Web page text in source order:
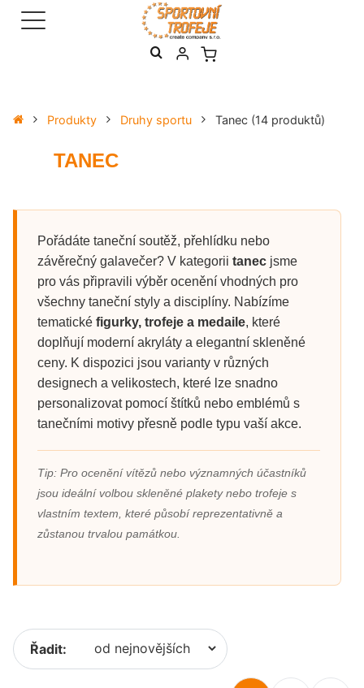
Produkty Druhy sportu Tanec (14 produktů)
TANEC
Pořádáte taneční soutěž, přehlídku nebo
závěrečný galavečer? V kategorii tanec jsme
pro vás připravili výběr ocenění vhodných pro
všechny taneční styly a disciplíny. Nabízíme
tematické figurky, trofeje a medaile, které
doplňují moderní akryláty a elegantní skleněné
ceny. K dispozici jsou varianty v různých
designech a velikostech, které lze snadno
personalizovat pomocí štítků nebo emblémů s
tanečními motivy přesně podle typu vaší akce.
Tip: Pro ocenění vítězů nebo významných účastníků
jsou ideální volbou skleněné plakety nebo trofeje s
vlastním textem, které působí reprezentativně a
zůstanou trvalou památkou.
Řadit: